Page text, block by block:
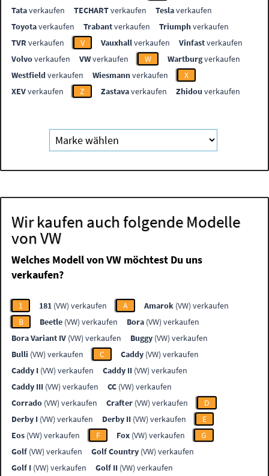
Tataverkaufen TECHARTverkaufen Teslaverkaufen
Toyotaverkaufen Trabantverkaufen Triumphverkaufen
TVR verkaufen V Vauxhallverkaufen Vinfastverkaufen
Volvoverkaufen VWverkaufen W Wartburgverkaufen
Westfieldverkaufen Wiesmannverkaufen
X
XEVverkaufen Z Zastavaverkaufen Zhidou verkaufen
Wir kaufen auch folgende Modelle
von VW
Welches Modell von VW möchtest Du uns
verkaufen?
1 181 (VW) verkaufen A Amarok (VW) verkaufen
B
Beetle (VW) verkaufen Bora (VW) verkaufen
Bora Variant IV (VW) verkaufen Buggy (VW) verkaufen
Bulli (VW) verkaufen C Caddy (VW) verkaufen
Caddy I (VW) verkaufen Caddy II (VW) verkaufen
Caddy III (VW) verkaufen CC (VW) verkaufen
Corrado (VW) verkaufen Crafter (VW) verkaufen
D
Derby I (VW) verkaufen Derby II (VW) verkaufen
E
Eos (VW) verkaufen F Fox (VW) verkaufen
G
Golf (VW) verkaufen Golf Country (VW) verkaufen
Golf I (VW) verkaufen Golf II (VW) verkaufen